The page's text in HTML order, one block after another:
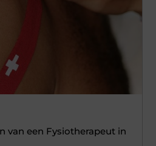
van een Fysiotherapeut in